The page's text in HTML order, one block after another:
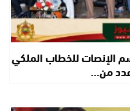
الإنصات للخطاب الملكي
من…